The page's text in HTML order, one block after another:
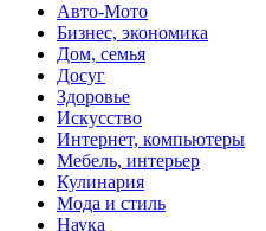
Авто-Мото
Бизнес, экономика
Дом, семья
Досуг
Здоровье
Искусство
Интернет, компьютеры
Мебель, интерьер
Кулинария
Мода и стиль
Наука